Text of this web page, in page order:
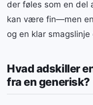
der føles som en del
kan være fin—men
og en klar
Hvad adskiller
fra en generisk?